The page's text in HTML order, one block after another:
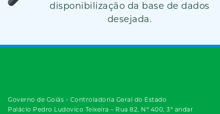
disponibilização da base de dados
desejada.
Governo de Goiás - Controladoria Geral do Estado
Palácio Pedro Ludovico Teixeira – Rua 82, Nº 400, 3º andar